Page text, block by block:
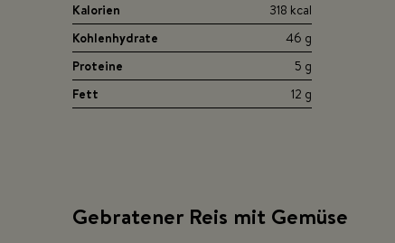
Kalorien
318 kcal
Kohlenhydrate
46 g
Proteine
5 g
Fett
12 g
Gebratener Reis mit Gemüse